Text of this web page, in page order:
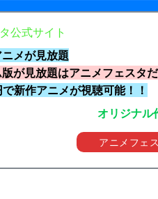
公式サイト
メが見放題
が見放題はアニメフェスタだ
新作アニメが視聴可能！！
オリジナル
アニメフェ